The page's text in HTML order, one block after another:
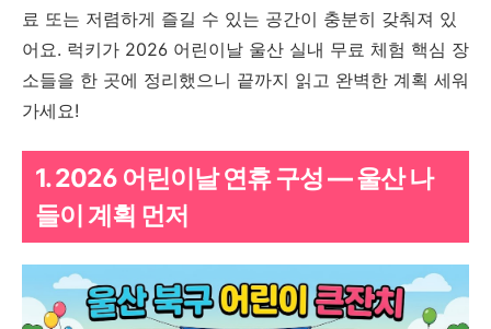
료 또는 저렴하게 즐길 수 있는 공간이 충분히 갖춰져 있
어요. 럭키가 2026 어린이날 울산 실내 무료 체험 핵심 장
소들을 한 곳에 정리했으니 끝까지 읽고 완벽한 계획 세워
가세요!
1. 2026 어린이날 연휴 구성 — 울산 나
들이 계획 먼저